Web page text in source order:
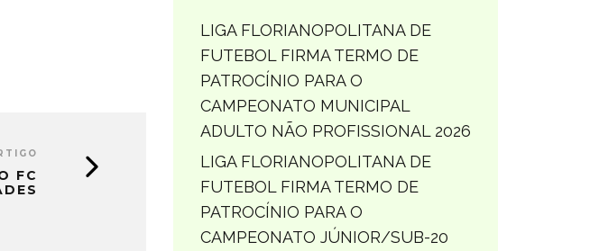
FC
LIGA FLORIANOPOLITANA DE
FUTEBOL FIRMA TERMO DE
PATROCÍNIO PARA O
CAMPEONATO MUNICIPAL
ADULTO NÃO PROFISSIONAL 2026
LIGA FLORIANOPOLITANA DE
FUTEBOL FIRMA TERMO DE
PATROCÍNIO PARA O
CAMPEONATO JÚNIOR/SUB-20